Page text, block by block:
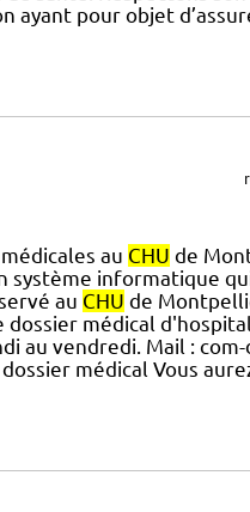
ayant pour objet
au CHU de
système informatique
au CHU de
dossier médical
au vendredi. Mail :
médical Vous